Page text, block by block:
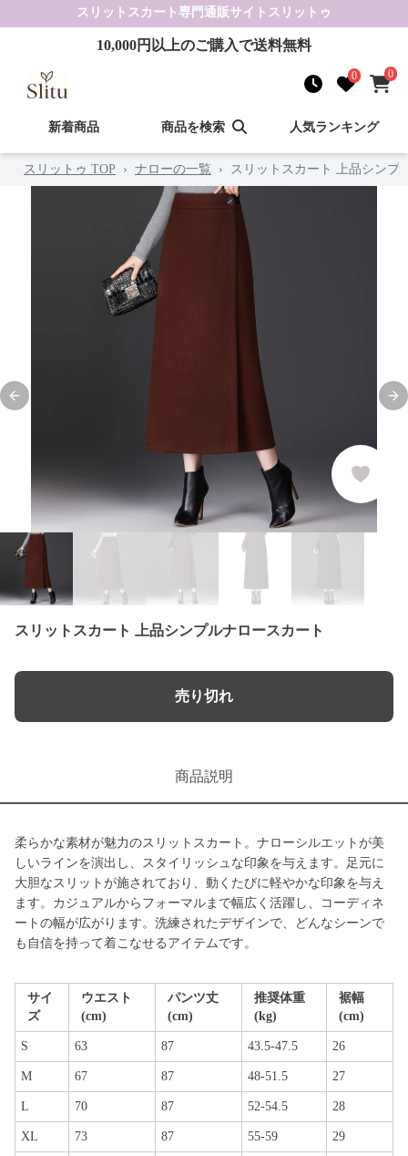
スリットスカート 専門通販サイト スリットゥ
10,000円以上のご購入で送料無料
0 0
新着商品 商品を検索 人気ランキング
スリットゥ TOP › ナローの一覧 › スリットスカート 上品シンプ
Previous slide
スリットスカート 上品シンプルナロースカート
売り切れ
商品説明
柔らかな素材が魅力のスリットスカート。ナローシルエットが美
しいラインを演出し、スタイリッシュな印象を与えます。足元に
大胆なスリットが施されており、動くたびに軽やかな印象を与え
ます。カジュアルからフォーマルまで幅広く活躍し、コーディネ
ートの幅が広がります。洗練されたデザインで、どんなシーンで
も自信を持って着こなせるアイテムです。
サイ
ズ
ウエスト
(cm)
パンツ丈
(cm)
推奨体重
(kg)
裾幅
(cm)
S 63 87 43.5-47.5 26
M 67 87 48-51.5 27
L 70 87 52-54.5 28
XL 73 87 55-59 29